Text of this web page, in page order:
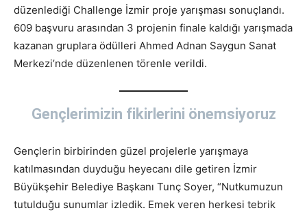
düzenlediği Challenge İzmir proje yarışması sonuçlandı.
609 başvuru arasından 3 projenin finale kaldığı yarışmada
kazanan gruplara ödülleri Ahmed Adnan Saygun Sanat
Merkezi’nde düzenlenen törenle verildi.
Gençlerimizin fikirlerini önemsiyoruz
Gençlerin birbirinden güzel projelerle yarışmaya
katılmasından duyduğu heyecanı dile getiren İzmir
Büyükşehir Belediye Başkanı Tunç Soyer, “Nutkumuzun
tutulduğu sunumlar izledik. Emek veren herkesi tebrik